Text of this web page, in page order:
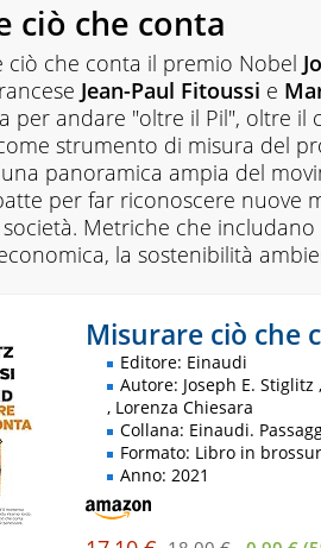
ciò che conta
ciò che conta il premio Nobel
Jean-Paul Fitoussi e
per andare "oltre il Pil", oltre
strumento di misura del
panoramica ampia del
per far riconoscere nuove
Metriche che includano
la sostenibilità
Misurare ciò che
Editore: Einaudi
Autore: Joseph E.
, Lorenza Chiesara
Collana: Einaudi.
Formato: Libro in
Anno: 2021